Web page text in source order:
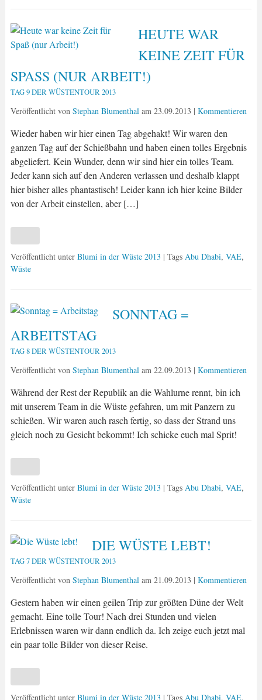
HEUTE WAR
KEINE ZEIT FÜR
SPASS (NUR ARBEIT!)
TAG 9 DER WÜSTENTOUR 2013
Veröffentlicht von Stephan Blumenthalam 23.09.2013 | Kommentieren
Wieder haben wir hier einen Tag abgehakt! Wir waren den
ganzen Tag auf der Schießbahn und haben einen tolles Ergebnis
abgeliefert. Kein Wunder, denn wir sind hier ein tolles Team.
Jeder kann sich auf den Anderen verlassen und deshalb klappt
hier bisher alles phantastisch! Leider kann ich hier keine Bilder
von der Arbeit einstellen, aber […]
Veröffentlicht unter Blumi in der Wüste 2013 | Tags Abu Dhabi, VAE,
Wüste
SONNTAG =
ARBEITSTAG
TAG 8 DER WÜSTENTOUR 2013
Veröffentlicht von Stephan Blumenthalam 22.09.2013 | Kommentieren
Während der Rest der Republik an die Wahlurne rennt, bin ich
mit unserem Team in die Wüste gefahren, um mit Panzern zu
schießen. Wir waren auch rasch fertig, so dass der Strand uns
gleich noch zu Gesicht bekommt! Ich schicke euch mal Sprit!
Veröffentlicht unter Blumi in der Wüste 2013 | Tags Abu Dhabi, VAE,
Wüste
DIE WÜSTE LEBT!
TAG 7 DER WÜSTENTOUR 2013
Veröffentlicht von Stephan Blumenthalam 21.09.2013 | Kommentieren
Gestern haben wir einen geilen Trip zur größten Düne der Welt
gemacht. Eine tolle Tour! Nach drei Stunden und vielen
Erlebnissen waren wir dann endlich da. Ich zeige euch jetzt mal
ein paar tolle Bilder von dieser Reise.
Veröffentlicht unter Blumi in der Wüste 2013 | Tags Abu Dhabi, VAE,